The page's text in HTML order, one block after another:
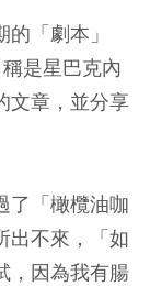
「劇本」
是星巴克內
文章，並分享
了「橄欖油咖
出不來，「如
，因為我有腸